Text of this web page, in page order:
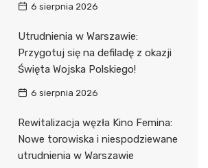
6 sierpnia 2026
Utrudnienia w Warszawie:
Przygotuj się na defiladę z okazji
Święta Wojska Polskiego!
6 sierpnia 2026
Rewitalizacja węzła Kino Femina:
Nowe torowiska i niespodziewane
utrudnienia w Warszawie